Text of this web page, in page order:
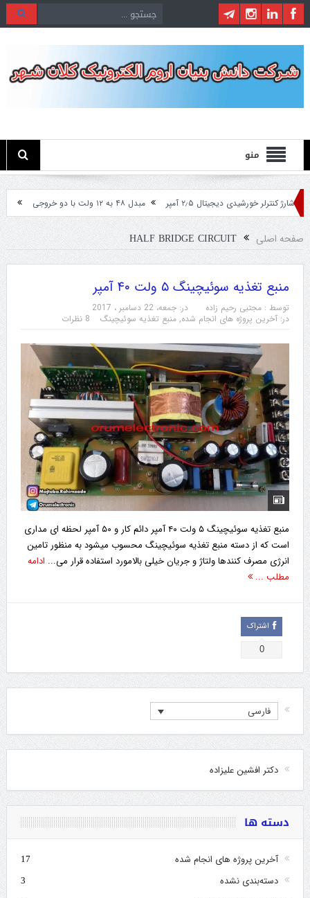
منو
شارژ کنترلر خورشیدی دیجیتال ۲٫۵ آمپر مبدل ۴۸ به ۱۲ ولت با دو خروجی مبدل ۲۴ ولت به ۱۲ ولت مخصوص ماشین های سنگین
صفحه اصلی HALF BRIDGE CIRCUIT
منبع تغذیه سوئیچینگ ۵ ولت ۴۰ آمپر
توسط : مجتبی رحیم زاده در: جمعه، 22 دسامبر ، 2017
در: آخرین پروژه های انجام شده, منبع تغذیه سوئیچینگ 8 نظرات
منبع تغذیه سوئیچینگ ۵ ولت ۴۰ آمپر دائم کار و ۵۰ آمپر لحظه ای مداری
است که از دسته منبع تغذیه سوئیچینگ محسوب میشود به منظور تامین
انرژی مصرف کنندها ولتاژ و جریان خیلی بالامورد استفاده قرار می... ادامه
مطلب ...
اشتراک
0
فارسی
دکتر افشین علیزاده
دسته ها
آخرین پروژه های انجام شده 17
دسته‌بندی نشده 3